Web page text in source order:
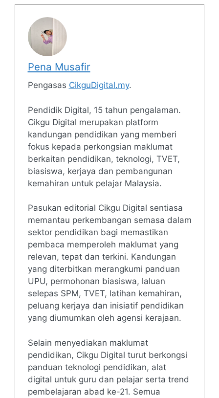
Pena Musafir
Pengasas CikguDigital.my.
Pendidik Digital, 15 tahun pengalaman.
Cikgu Digital merupakan platform
kandungan pendidikan yang memberi
fokus kepada perkongsian maklumat
berkaitan pendidikan, teknologi, TVET,
biasiswa, kerjaya dan pembangunan
kemahiran untuk pelajar Malaysia.
Pasukan editorial Cikgu Digital sentiasa
memantau perkembangan semasa dalam
sektor pendidikan bagi memastikan
pembaca memperoleh maklumat yang
relevan, tepat dan terkini. Kandungan
yang diterbitkan merangkumi panduan
UPU, permohonan biasiswa, laluan
selepas SPM, TVET, latihan kemahiran,
peluang kerjaya dan inisiatif pendidikan
yang diumumkan oleh agensi kerajaan.
Selain menyediakan maklumat
pendidikan, Cikgu Digital turut berkongsi
panduan teknologi pendidikan, alat
digital untuk guru dan pelajar serta trend
pembelajaran abad ke-21. Semua